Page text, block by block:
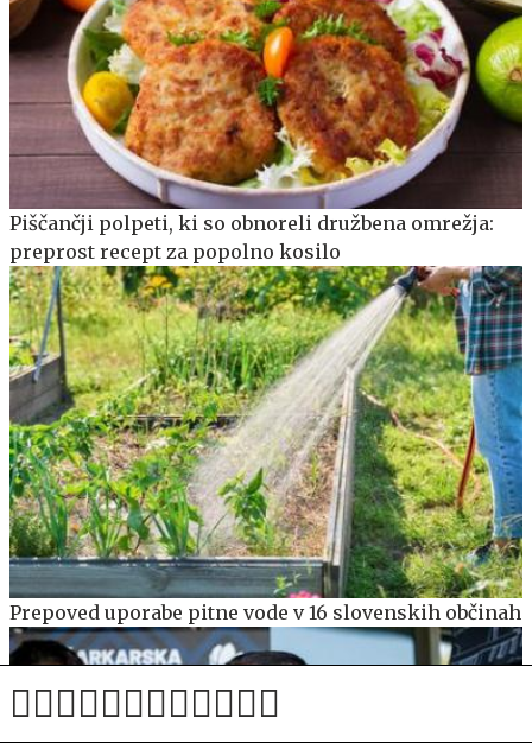
Piščančji polpeti, ki so obnoreli družbena omrežja:
preprost recept za popolno kosilo
Prepoved uporabe pitne vode v 16 slovenskih občinah